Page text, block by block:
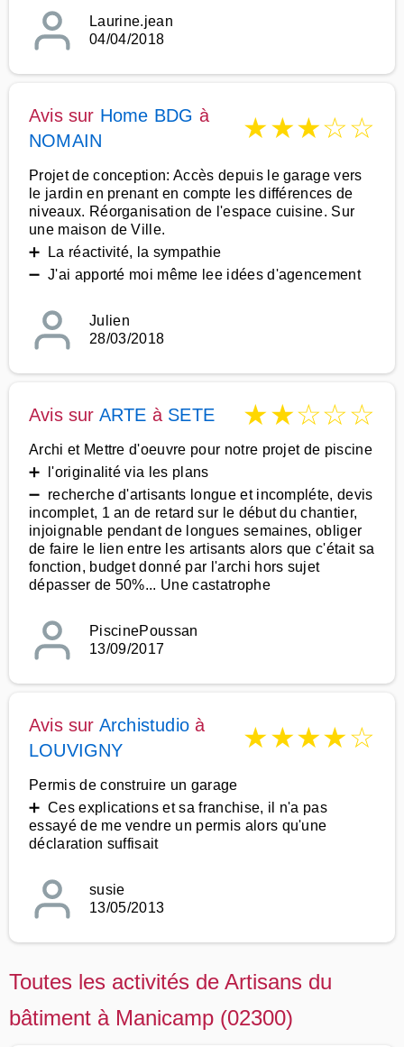
Laurine.jean
04/04/2018
Avis sur Home BDG à
NOMAIN
★★★☆☆
Projet de conception: Accès depuis le garage vers
le jardin en prenant en compte les différences de
niveaux. Réorganisation de l'espace cuisine. Sur
une maison de Ville.
➕ La réactivité, la sympathie
➖ J'ai apporté moi même lee idées d'agencement
Julien
28/03/2018
Avis sur ARTE à SETE ★★☆☆☆
Archi et Mettre d'oeuvre pour notre projet de piscine
➕ l'originalité via les plans
➖ recherche d'artisants longue et incompléte, devis
incomplet, 1 an de retard sur le début du chantier,
injoignable pendant de longues semaines, obliger
de faire le lien entre les artisants alors que c'était sa
fonction, budget donné par l'archi hors sujet
dépasser de 50%... Une castatrophe
PiscinePoussan
13/09/2017
Avis sur Archistudio à
LOUVIGNY
★★★★☆
Permis de construire un garage
➕ Ces explications et sa franchise, il n'a pas
essayé de me vendre un permis alors qu'une
déclaration suffisait
susie
13/05/2013
Toutes les activités de Artisans du
bâtiment à Manicamp (02300)